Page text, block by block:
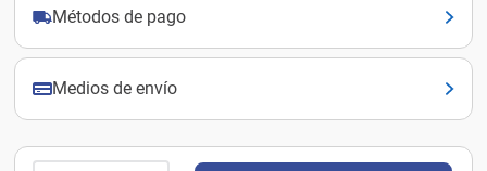
Métodos de pago
Medios de envío